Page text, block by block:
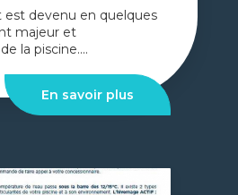
est devenu en quelques
majeur et
la piscine....
En savoir plus